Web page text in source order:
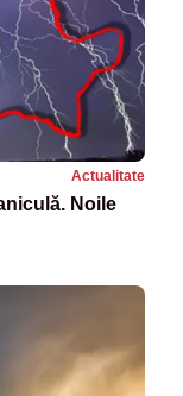
Actualitate
Noile